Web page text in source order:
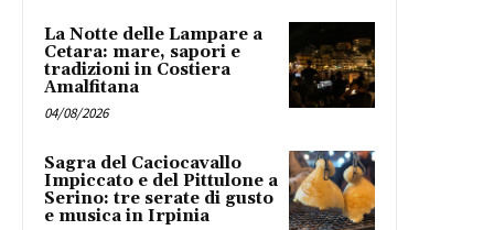
La Notte delle Lampare a
Cetara: mare, sapori e
tradizioni in Costiera
Amalfitana
04/08/2026
Sagra del Caciocavallo
Impiccato e del Pittulone a
Serino: tre serate di gusto
e musica in Irpinia